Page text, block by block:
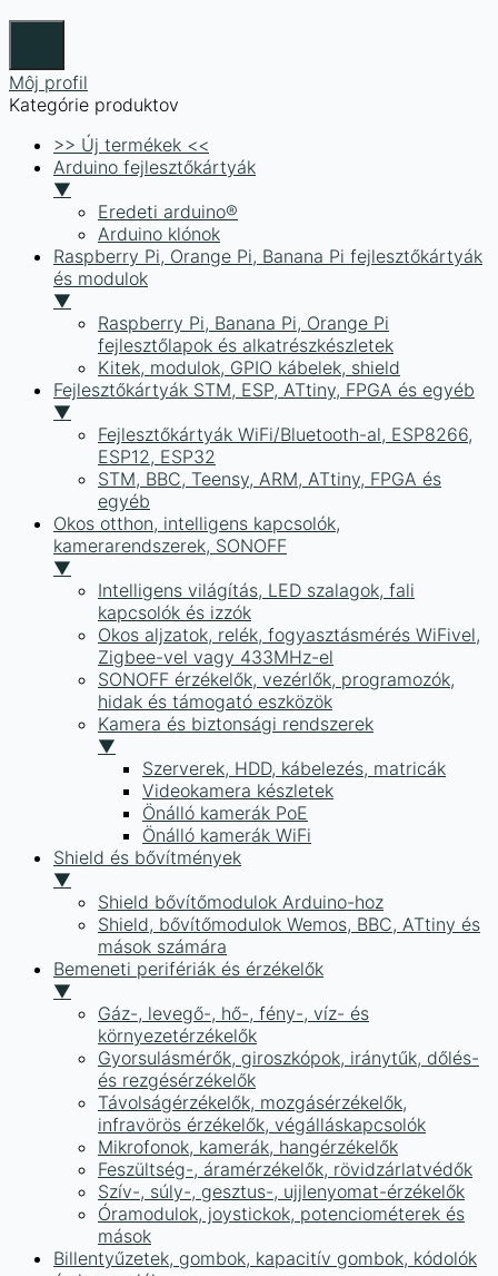
Môj profil
Kategórie produktov
>> Új termékek <<
Arduino fejlesztőkártyák
▼
Eredeti arduino®
Arduino klónok
Raspberry Pi, Orange Pi, Banana Pi fejlesztőkártyák
és modulok
▼
Raspberry Pi, Banana Pi, Orange Pi
fejlesztőlapok és alkatrészkészletek
Kitek, modulok, GPIO kábelek, shield
Fejlesztőkártyák STM, ESP, ATtiny, FPGA és egyéb
▼
Fejlesztőkártyák WiFi/Bluetooth-al, ESP8266,
ESP12, ESP32
STM, BBC, Teensy, ARM, ATtiny, FPGA és
egyéb
Okos otthon, intelligens kapcsolók,
kamerarendszerek, SONOFF
▼
Intelligens világítás, LED szalagok, fali
kapcsolók és izzók
Okos aljzatok, relék, fogyasztásmérés WiFivel,
Zigbee-vel vagy 433MHz-el
SONOFF érzékelők, vezérlők, programozók,
hidak és támogató eszközök
Kamera és biztonsági rendszerek
▼
Szerverek, HDD, kábelezés, matricák
Videokamera készletek
Önálló kamerák PoE
Önálló kamerák WiFi
Shield és bővítmények
▼
Shield bővítőmodulok Arduino-hoz
Shield, bővítőmodulok Wemos, BBC, ATtiny és
mások számára
Bemeneti perifériák és érzékelők
▼
Gáz-, levegő-, hő-, fény-, víz- és
környezetérzékelők
Gyorsulásmérők, giroszkópok, iránytűk, dőlés-
és rezgésérzékelők
Távolságérzékelők, mozgásérzékelők,
infravörös érzékelők, végálláskapcsolók
Mikrofonok, kamerák, hangérzékelők
Feszültség-, áramérzékelők, rövidzárlatvédők
Szív-, súly-, gesztus-, ujjlenyomat-érzékelők
Óramodulok, joystickok, potenciométerek és
mások
Billentyűzetek, gombok, kapacitív gombok, kódolók